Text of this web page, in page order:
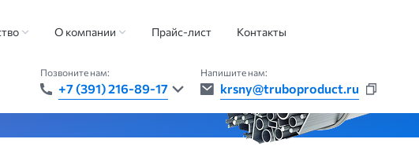
О компании Прайс-лист Контакты
Позвоните нам:
+7 (391) 216-89-17
Напишите нам:
krsny@truboproduct.ru
точно, везде